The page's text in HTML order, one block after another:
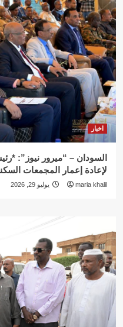
اخبار
السودان – “ميرور نيوز”:
لإعادة إعمار المجمعات
maria khalil يوليو 29, 2026